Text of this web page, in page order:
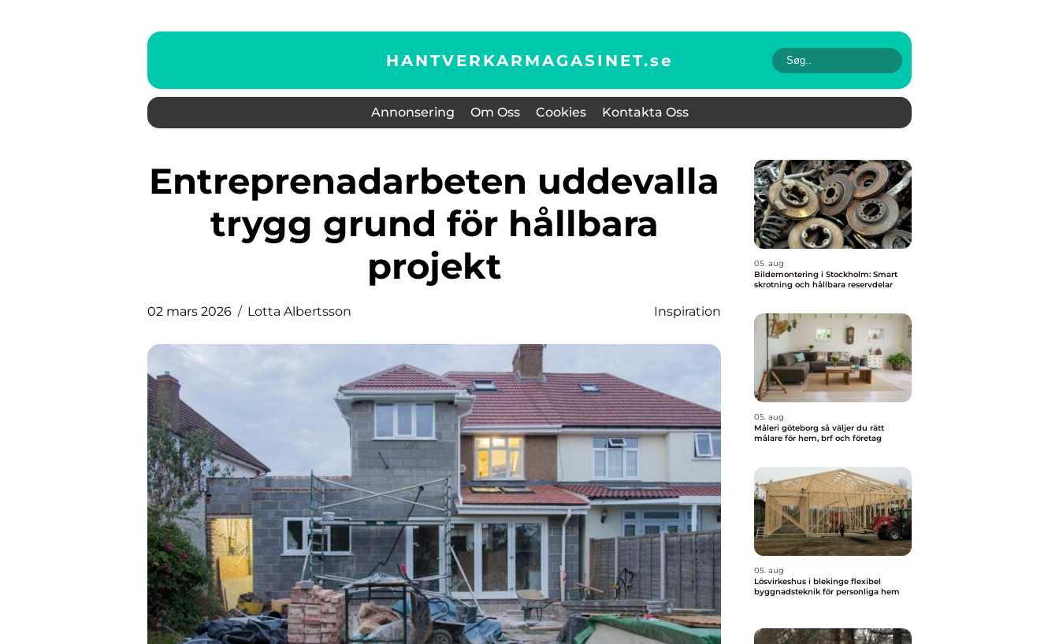
HANTVERKARMAGASINET.se
Annonsering Om Oss Cookies Kontakta Oss
Entreprenadarbeten uddevalla
trygg grund för hållbara
projekt
02 mars 2026 Lotta Albertsson Inspiration
05. aug
Bildemontering i Stockholm: Smart
skrotning och hållbara reservdelar
05. aug
Måleri göteborg så väljer du rätt
målare för hem, brf och företag
05. aug
Lösvirkeshus i blekinge flexibel
byggnadsteknik för personliga hem